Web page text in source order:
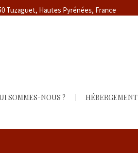
Tuzaguet, Hautes Pyrénées, France
SOMMES-NOUS ? HÉBERGEMENT